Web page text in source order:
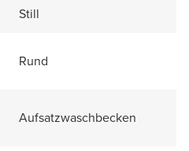
Still
Rund
Aufsatzwaschbecken